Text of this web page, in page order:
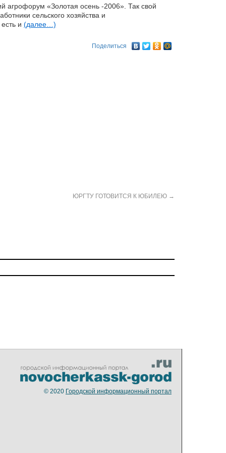
агрофорум «Золотая осень -2006». Так свой
сельского хозяйства и
и (далее…)
Поделиться
ЮРГТУ ГОТОВИТСЯ К ЮБИЛЕЮ →
© 2020 Городской информационный портал